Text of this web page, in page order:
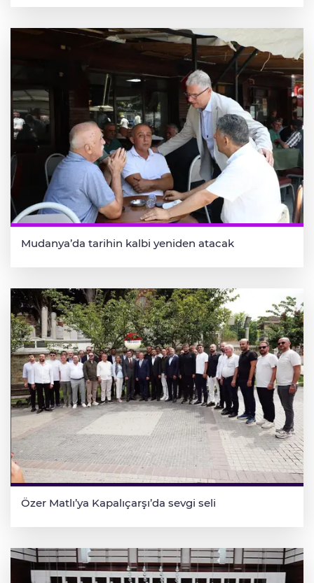
Mudanya’da tarihin kalbi yeniden atacak
Özer Matlı’ya Kapalıçarşı’da sevgi seli